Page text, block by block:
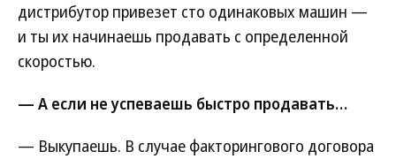
дистрибутор привезет сто одинаковых машин —
и ты их начинаешь продавать с определенной
скоростью.
— А если не успеваешь быстро продавать…
— Выкупаешь. В случае факторингового договора